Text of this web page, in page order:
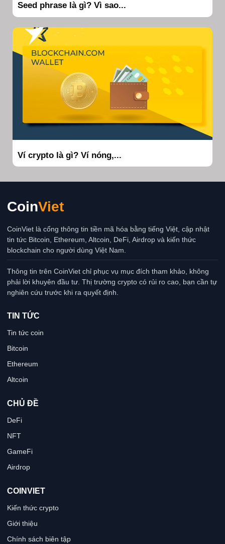
Seed phrase là gì? Vì sao...
Ví crypto là gì? Ví nóng,...
CoinViet
CoinViet là cổng thông tin tiền mã hóa bằng tiếng Việt, cập nhật
tin tức Bitcoin, Ethereum, Altcoin, DeFi, Airdrop và kiến thức
blockchain cho người dùng Việt Nam.
Thông tin trên CoinViet chỉ phục vụ mục đích tham khảo, không
phải lời khuyên đầu tư. Thị trường crypto có rủi ro cao, bạn cần tự
nghiên cứu trước khi ra quyết định.
TIN TỨC
Tin tức coin
Bitcoin
Ethereum
Altcoin
CHỦ ĐỀ
DeFi
NFT
GameFi
Airdrop
COINVIET
Kiến thức crypto
Giới thiệu
Chính sách biên tập